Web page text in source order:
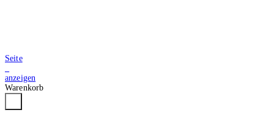
Seite
anzeigen
Warenkorb